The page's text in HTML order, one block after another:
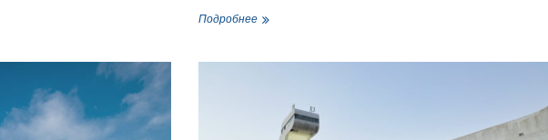
ПодробнееТбилисский
ущерб